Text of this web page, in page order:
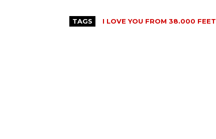
TAGS I LOVE YOU FROM 38.000 FEET